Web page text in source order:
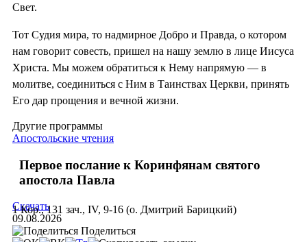
Свет.
Тот Судия мира, то надмирное Добро и Правда, о котором
нам говорит совесть, пришел на нашу землю в лице Иисуса
Христа. Мы можем обратиться к Нему напрямую — в
молитве, соединиться с Ним в Таинствах Церкви, принять
Его дар прощения и вечной жизни.
Другие программы
Апостольские чтения
Первое послание к Коринфянам святого
апостола Павла
1 Кор., 131 зач., IV, 9-16 (о. Дмитрий Барицкий)
Скачать
09.08.2026
Поделиться